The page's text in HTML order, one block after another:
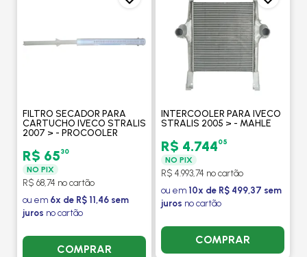
FILTRO SECADOR PARA
CARTUCHO IVECO STRALIS
2007 > - PROCOOLER
R$ 6530
NO PIX
R$ 68,74 no cartão
ou em 6x de R$ 11,46 sem
juros no cartão
COMPRAR
INTERCOOLER PARA IVECO
STRALIS 2005 > - MAHLE
R$ 4.74405
NO PIX
R$ 4.993,74 no cartão
ou em 10x de R$ 499,37 sem
juros no cartão
COMPRAR